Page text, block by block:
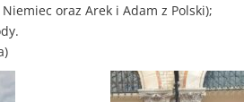
oraz Arek i Adam z Polski);